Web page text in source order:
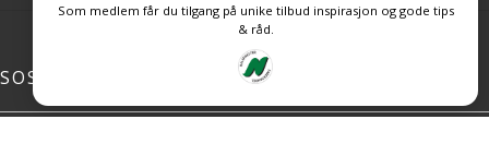
SOSIALE MEDIER
Som medlem får du tilgang på unike tilbud inspirasjon og gode tips
& råd.